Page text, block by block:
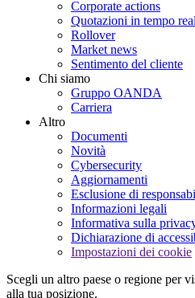
Corporate actions
Quotazioni in tempo
Rollover
Market news
Sentimento del cliente
Chi siamo
Gruppo OANDA
Carriera
Altro
Documenti
Novità
Cybersecurity
Aggiornamenti
Esclusione di
Informazioni legali
Informativa sulla
Dichiarazione di
Impostazioni dei cookie
Scegli un altro paese o regione per
alla tua posizione.